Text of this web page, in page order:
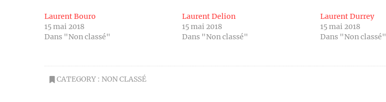
Laurent Bouro
15 mai 2018
Dans "Non classé"
Laurent Delion
15 mai 2018
Dans "Non classé"
Laurent Durrey
15 mai 2018
Dans "Non classé"
CATEGORY : NON CLASSÉ